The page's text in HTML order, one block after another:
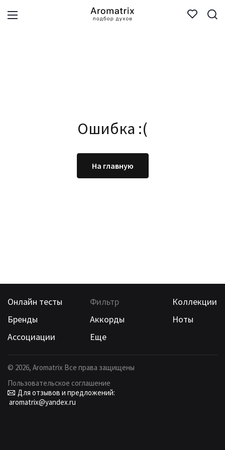
Ошибка :(
На главную
Онлайн тесты Фильтр
Коллекции
Бренды
Аккорды
Ноты
Ассоциации
Еще
© 2026, Aromatrix Все права защищены
Пользовательское соглашение
Для отзывов и предложений:
aromatrix@yandex.ru